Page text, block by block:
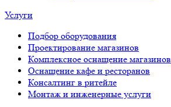
Услуги
Подбор оборудования
Проектирование магазинов
Комплексное оснащение магазинов
Оснащение кафе и ресторанов
Консалтинг в ритейле
Монтаж и инженерные услуги